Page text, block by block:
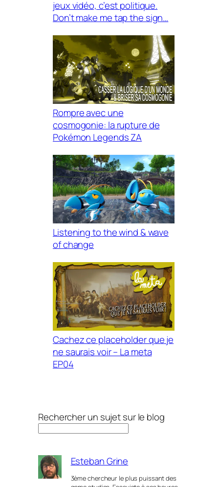
jeux vidéo, c’est politique.
Don’t make me tap the sign…
Rompre avec une
cosmogonie: la rupture de
Pokémon Legends ZA
Listening to the wind & wave
of change
Cachez ce placeholder que je
ne saurais voir – La meta
EP04
Rechercher un sujet sur le blog
Esteban Grine
3ème chercheur le plus puissant des